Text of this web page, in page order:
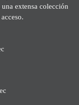
extensa colección